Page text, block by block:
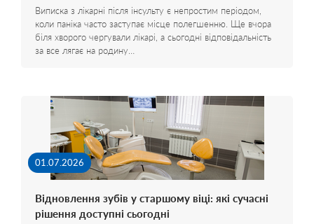
Виписка з лікарні після інсульту є непростим періодом,
коли паніка часто заступає місце полегшенню. Ще вчора
біля хворого чергували лікарі, а сьогодні відповідальність
за все лягає на родину…
01.07.2026
Відновлення зубів у старшому віці: які сучасні
рішення доступні сьогодні